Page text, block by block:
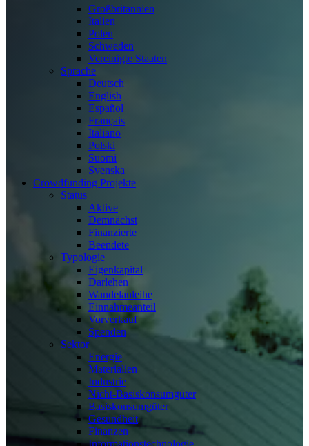
Großbritannien
Italien
Polen
Schweden
Vereinigte Staaten
Sprache
Deutsch
English
Español
Français
Italiano
Polski
Suomi
Svenska
Crowdfunding Projekte
Status
Aktive
Demnächst
Finanzierte
Beendete
Typologie
Eigenkapital
Darlehen
Wandelanleihe
Einnahmeanteil
Vorverkauf
Spenden
Sektor
Energie
Materialien
Industrie
Nicht-Basiskonsumgüter
Basiskonsumgüter
Gesundheit
Finanzen
Informationstechnologie